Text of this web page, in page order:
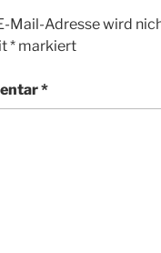
Mail-Adresse wird
* markiert
*